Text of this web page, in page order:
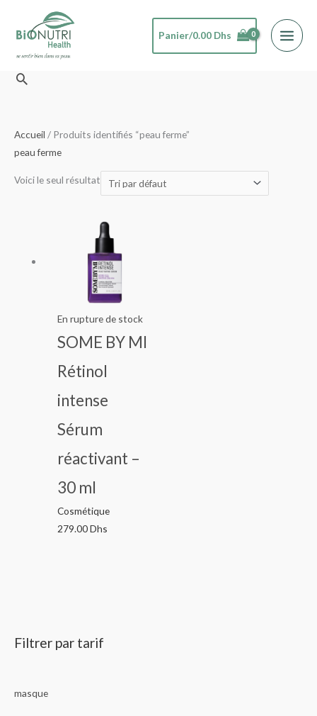
contenu
Panier/0.00 Dhs
Rechercher
Filtrer par tarif
masque
Accueil / Produits identifiés “peau ferme”
peau ferme
Voici le seul résultat
En rupture de stock
SOME BY MI
Rétinol
intense
Sérum
réactivant –
30 ml
Cosmétique
279.00Dhs